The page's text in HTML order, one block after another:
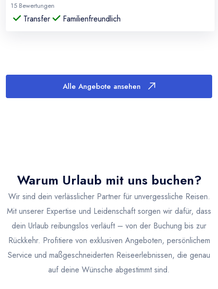
15 Bewertungen
Transfer Familienfreundlich
Alle Angebote ansehen
Warum Urlaub mit uns buchen?
Wir sind dein verlässlicher Partner für unvergessliche Reisen.
Mit unserer Expertise und Leidenschaft sorgen wir dafür, dass
dein Urlaub reibungslos verläuft – von der Buchung bis zur
Rückkehr. Profitiere von exklusiven Angeboten, persönlichem
Service und maßgeschneiderten Reiseerlebnissen, die genau
auf deine Wünsche abgestimmt sind.